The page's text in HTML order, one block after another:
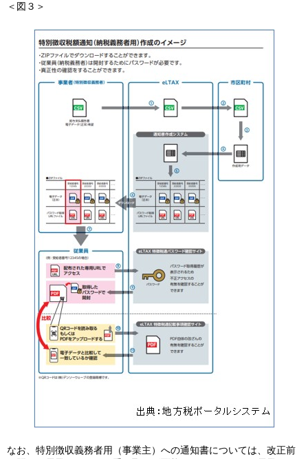
＜図３＞
なお、特別徴収義務者用（事業主）への通知書については、改正前